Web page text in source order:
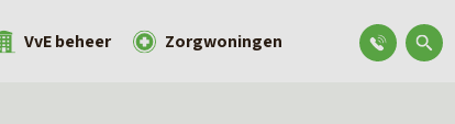
VvE beheer Zorgwoningen